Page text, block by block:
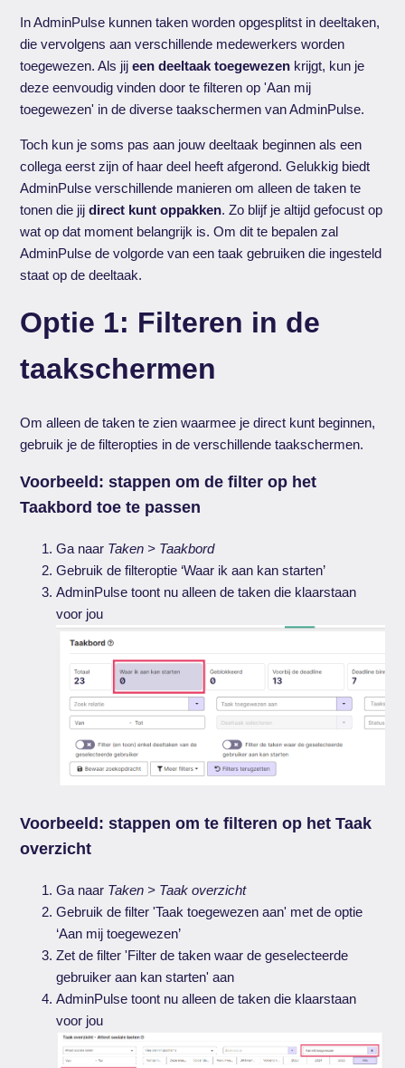
In AdminPulse kunnen taken worden opgesplitst in deeltaken,
die vervolgens aan verschillende medewerkers worden
toegewezen. Als jijeen deeltaak toegewezen krijgt, kun je
deze eenvoudig vinden door te filteren op 'Aan mij
toegewezen' in de diverse taakschermen van AdminPulse.
Toch kun je soms pas aan jouw deeltaak beginnen als een
collega eerst zijn of haar deel heeft afgerond. Gelukkig biedt
AdminPulse verschillende manieren om alleen de taken te
tonen die jijdirect kunt oppakken. Zo blijf je altijd gefocust op
wat op dat moment belangrijk is. Om dit te bepalen zal
AdminPulse de volgorde van een taak gebruiken die ingesteld
staat op de deeltaak.
Optie 1: Filteren in de
taakschermen
Om alleen de taken te zien waarmee je direct kunt beginnen,
gebruik je de filteropties in de verschillende taakschermen.
Voorbeeld: stappen om de filter op het
Taakbord toe te passen
Ga naar Taken > Taakbord
Gebruik de filteroptie ‘Waar ik aan kan starten’
AdminPulse toont nu alleen de taken die klaarstaan
voor jou
Voorbeeld: stappen om te filteren op het Taak
overzicht
Ga naar Taken > Taak overzicht
Gebruik de filter 'Taak toegewezen aan' met de optie
‘Aan mij toegewezen’
Zet de filter 'Filter de taken waar de geselecteerde
gebruiker aan kan starten' aan
AdminPulse toont nu alleen de taken die klaarstaan
voor jou